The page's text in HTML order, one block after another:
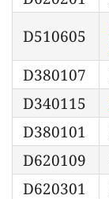
D510605
D380107
D340115
D380101
D620109
D620301